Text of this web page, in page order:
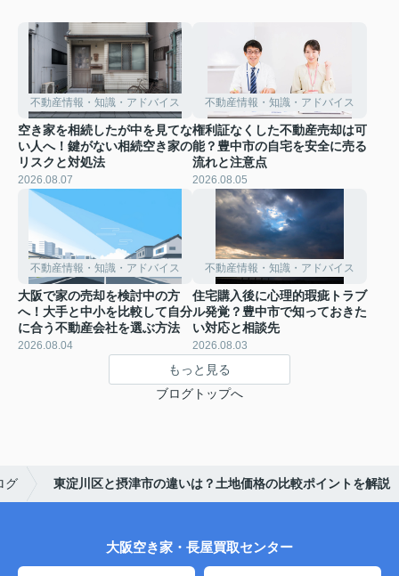
不動産情報・知識・アドバイス
空き家を相続したが中を見てな
い人へ！鍵がない相続空き家の
リスクと対処法
2026.08.07
不動産情報・知識・アドバイス
権利証なくした不動産売却は可
能？豊中市の自宅を安全に売る
流れと注意点
2026.08.05
不動産情報・知識・アドバイス
大阪で家の売却を検討中の方
へ！大手と中小を比較して自分
に合う不動産会社を選ぶ方法
2026.08.04
不動産情報・知識・アドバイス
住宅購入後に心理的瑕疵トラブ
ル発覚？豊中市で知っておきた
い対応と相談先
2026.08.03
もっと見る
ブログトップへ
グ 東淀川区と摂津市の違いは？土地価格の比較ポイントを解説
大阪空き家・長屋買取センター